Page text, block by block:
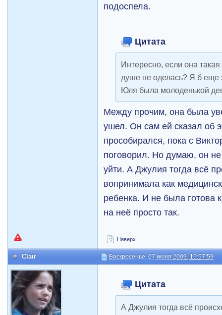
подоспела.
Цитата
Интересно, если она
душе не оделась? Я б еще
Юля была молоденькой
Между прочим, она была
ушел. Он сам ей сказал об
прособирался, пока с
поговорил. Но думаю, он не
уйти. А Джулия тогда всё
вопринимала как
ребенка. И не была готова
на неё просто так.
Наверх
Clair Воскресенье, 07 июня 2009, 15:57:59
Цитата
А Джулия тогда всё